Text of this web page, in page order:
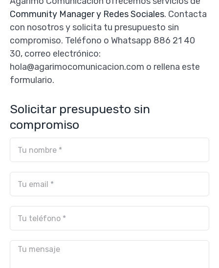
Community Manager y Redes Sociales. Contacta
con nosotros y solicita tu presupuesto sin
compromiso. Teléfono o Whatsapp 886 21 40
30, correo electrónico:
hola@agarimocomunicacion.com o rellena este
formulario.
Solicitar presupuesto sin
compromiso